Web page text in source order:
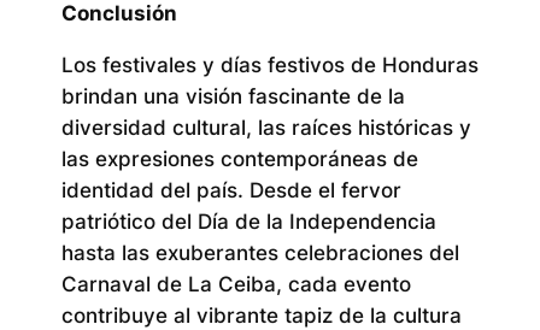
Conclusión
Los festivales y días festivos de Honduras
brindan una visión fascinante de la
diversidad cultural, las raíces históricas y
las expresiones contemporáneas de
identidad del país. Desde el fervor
patriótico del Día de la Independencia
hasta las exuberantes celebraciones del
Carnaval de La Ceiba, cada evento
contribuye al vibrante tapiz de la cultura